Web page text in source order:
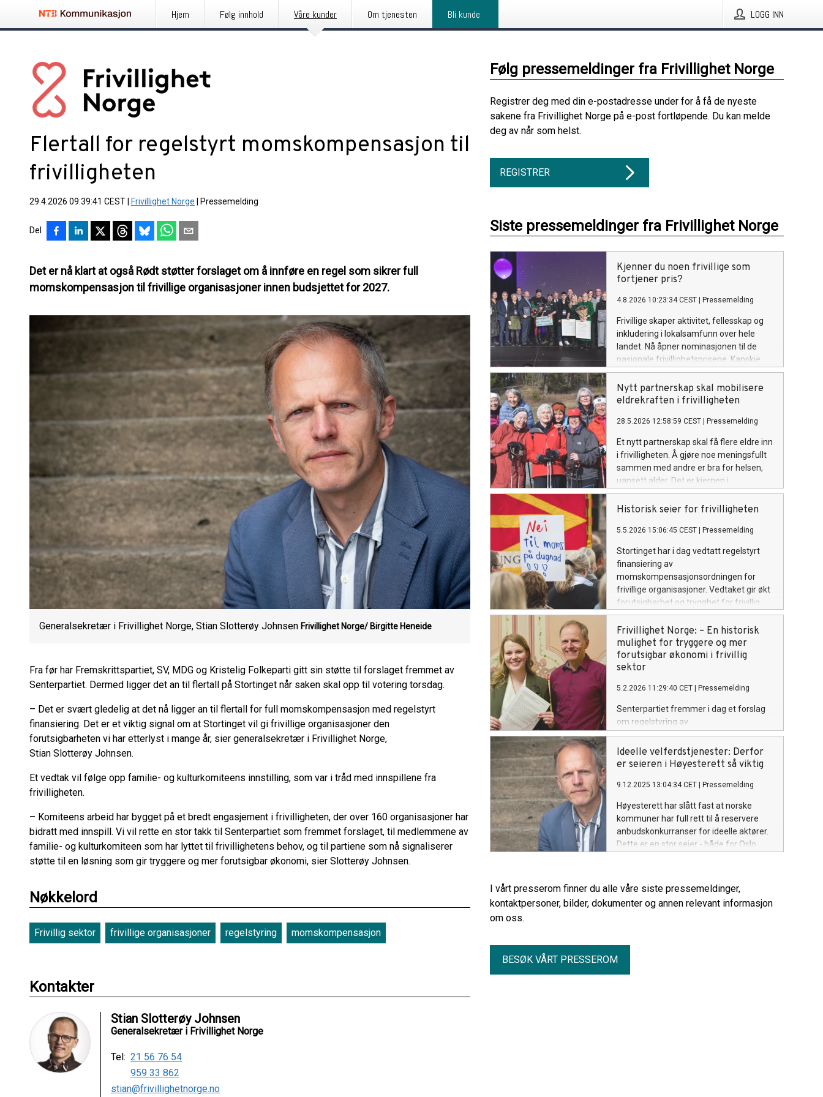
Hjem Følg innhold Våre kunder Om tjenesten Bli kunde LOGG INN
Flertall for regelstyrt momskompensasjon til
frivilligheten
29.4.2026 09:39:41 CEST Frivillighet Norge Pressemelding
Del
Det er nå klart at også Rødt støtter forslaget om å innføre en regel som sikrer full
momskompensasjon til frivillige organisasjoner innen budsjettet for 2027.
Generalsekretær i Frivillighet Norge, Stian Slotterøy Johnsen Frivillighet Norge/ Birgitte Heneide
Fra før har Fremskrittspartiet, SV, MDG og Kristelig Folkeparti gitt sin støtte til forslaget fremmet av
Senterpartiet. Dermed ligger det an til flertall på Stortinget når saken skal opp til votering torsdag.
– Det er svært gledelig at det nå ligger an til flertall for full momskompensasjon med regelstyrt
finansiering. Det er et viktig signal om at Stortinget vil gi frivillige organisasjoner den
forutsigbarheten vi har etterlyst i mange år, sier generalsekretær i Frivillighet Norge,
Stian Slotterøy Johnsen.
Et vedtak vil følge opp familie- og kulturkomiteens innstilling, som var i tråd med innspillene fra
frivilligheten.
– Komiteens arbeid har bygget på et bredt engasjement i frivilligheten, der over 160 organisasjoner har
bidratt med innspill. Vi vil rette en stor takk til Senterpartiet som fremmet forslaget, til medlemmene av
familie- og kulturkomiteen som har lyttet til frivillighetens behov, og til partiene som nå signaliserer
støtte til en løsning som gir tryggere og mer forutsigbar økonomi, sier Slotterøy Johnsen.
Nøkkelord
Frivillig sektor frivillige organisasjoner regelstyring momskompensasjon
Kontakter
Stian Slotterøy Johnsen
Generalsekretær i Frivillighet Norge
Tel: 21 56 76 54
959 33 862
stian@frivillighetnorge.no
Følg pressemeldinger fra Frivillighet Norge
Registrer deg med din e-postadresse under for å få de nyeste
sakene fra Frivillighet Norge på e-post fortløpende. Du kan melde
deg av når som helst.
REGISTRER
Siste pressemeldinger fra Frivillighet Norge
Kjenner du noen frivillige som
fortjener pris?
4.8.2026 10:23:34 CEST Pressemelding
Frivillige skaper aktivitet, fellesskap og
inkludering i lokalsamfunn over hele
landet. Nå åpner nominasjonen til de
nasjonale frivillighetsprisene. Kanskje
finnes årets frivillige i din kommune?
Nytt partnerskap skal mobilisere
eldrekraften i frivilligheten
28.5.2026 12:58:59 CEST Pressemelding
Et nytt partnerskap skal få flere eldre inn
i frivilligheten. Å gjøre noe meningsfullt
sammen med andre er bra for helsen,
uansett alder. Det er kjernen i
frivilligheten. Nå skal regjeringen,
sammen med frivilligheten og KS,
samfunnsoppgaver.
Historisk seier for frivilligheten
5.5.2026 15:06:45 CEST Pressemelding
Stortinget har i dag vedtatt regelstyrt
finansiering av
momskompensasjonsordningen for
frivillige organisasjoner. Vedtaket gir økt
forutsigbarhet og trygghet for frivillig
aktivitet i hele landet.
Frivillighet Norge: – En historisk
mulighet for tryggere og mer
forutsigbar økonomi i frivillig
sektor
5.2.2026 11:29:40 CET Pressemelding
Senterpartiet fremmer i dag et forslag
om regelstyring av
momskompensasjonsordningen for
frivillige organisasjoner. Frivillighet Norge
er meget glad for dette, og håper på
Ideelle velferdstjenester: Derfor
er seieren i Høyesterett så viktig
9.12.2025 13:04:34 CET Pressemelding
Høyesterett har slått fast at norske
kommuner har full rett til å reservere
anbudskonkurranser for ideelle aktører.
Dette er en stor seier - både for Oslo
i velferdstjenestene i Norge.
I vårt presserom finner du alle våre siste pressemeldinger,
kontaktpersoner, bilder, dokumenter og annen relevant informasjon
om oss.
BESØK VÅRT PRESSEROM